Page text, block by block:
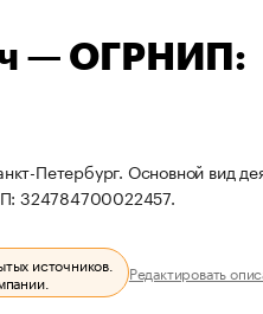
— ОГРНИП:
Петербург. Основной вид
324784700022457.
источников.
Редактировать